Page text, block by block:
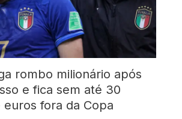
rombo milionário após
e fica sem até 30
euros fora da Copa